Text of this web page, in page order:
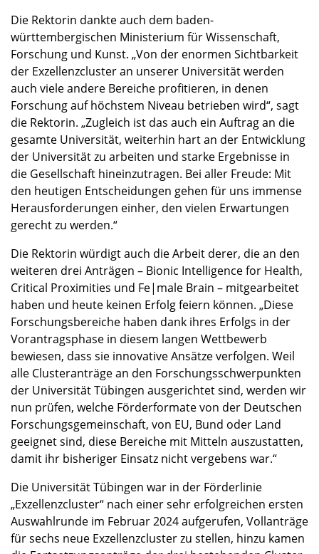
Die Rektorin dankte auch dem baden-
württembergischen Ministerium für Wissenschaft,
Forschung und Kunst. „Von der enormen Sichtbarkeit
der Exzellenzcluster an unserer Universität werden
auch viele andere Bereiche profitieren, in denen
Forschung auf höchstem Niveau betrieben wird“, sagt
die Rektorin. „Zugleich ist das auch ein Auftrag an die
gesamte Universität, weiterhin hart an der Entwicklung
der Universität zu arbeiten und starke Ergebnisse in
die Gesellschaft hineinzutragen. Bei aller Freude: Mit
den heutigen Entscheidungen gehen für uns immense
Herausforderungen einher, den vielen Erwartungen
gerecht zu werden.“
Die Rektorin würdigt auch die Arbeit derer, die an den
weiteren drei Anträgen – Bionic Intelligence for Health,
Critical Proximities und Fe|male Brain – mitgearbeitet
haben und heute keinen Erfolg feiern können. „Diese
Forschungsbereiche haben dank ihres Erfolgs in der
Vorantragsphase in diesem langen Wettbewerb
bewiesen, dass sie innovative Ansätze verfolgen. Weil
alle Clusteranträge an den Forschungsschwerpunkten
der Universität Tübingen ausgerichtet sind, werden wir
nun prüfen, welche Förderformate von der Deutschen
Forschungsgemeinschaft, von EU, Bund oder Land
geeignet sind, diese Bereiche mit Mitteln auszustatten,
damit ihr bisheriger Einsatz nicht vergebens war.“
Die Universität Tübingen war in der Förderlinie
„Exzellenzcluster“ nach einer sehr erfolgreichen ersten
Auswahlrunde im Februar 2024 aufgerufen, Vollanträge
für sechs neue Exzellenzcluster zu stellen, hinzu kamen